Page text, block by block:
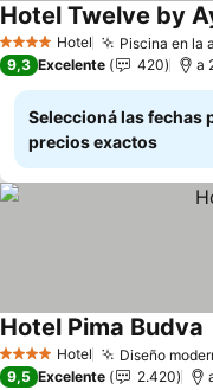
4 EstrellasHotel Piscina en la
Hotel Twelve by
9,3 Excelente 420 a
Seleccioná las fechas
precios exactos
4 EstrellasHotel Diseño
Hotel Pima Budva
9,5 Excelente 2.420